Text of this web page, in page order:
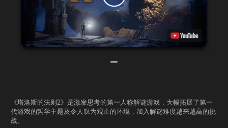
《塔洛斯的法则2》是激发思考的第一人称解谜游戏，大幅拓展了第一
代游戏的哲学主题及令人叹为观止的环境，加入解谜难度越来越高的挑
战。